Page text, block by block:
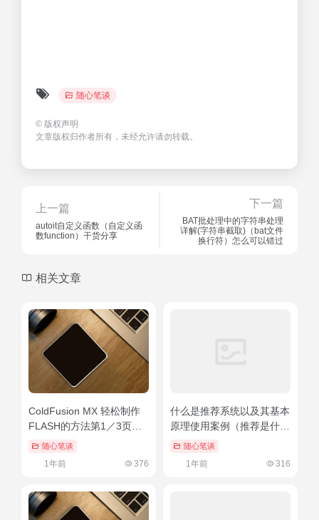
随心笔谈
© 版权声明
文章版权归作者所有，未经允许请勿转载。
上一篇
autoit自定义函数（自定义函
数function）干货分享
下一篇
BAT批处理中的字符串处理
详解(字符串截取)（bat文件
换行符）怎么可以错过
相关文章
ColdFusion MX 轻松制作
FLASH的方法第1／3页
（coldmv）速看
随心笔谈
1年前 376
什么是推荐系统以及其基本
原理使用案例（推荐是什么
意思啊网络用语）万万没想
随心笔谈
1年前 316